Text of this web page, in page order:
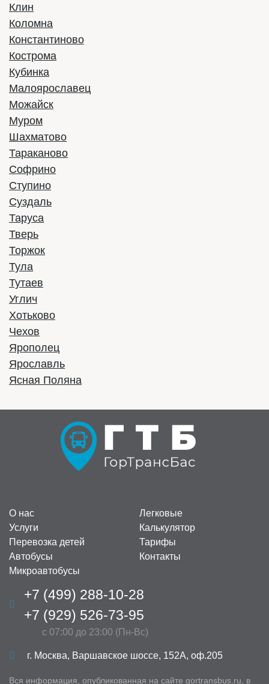
Клин
Коломна
Константиново
Кострома
Кубинка
Малоярославец
Можайск
Муром
Шахматово
Тараканово
Софрино
Ступино
Суздаль
Таруса
Тверь
Торжок
Тула
Тутаев
Углич
Хотьково
Чехов
Ярополец
Ярославль
Ясная Поляна
О нас
Услуги
Перевозка детей
Автобусы
Микроавтобусы
Легковые
Калькулятор
Тарифы
Контакты
+7 (499) 288-10-28
+7 (929) 526-73-95
с 07:00 до 23:00 (Пн-Вс)
г. Москва, Варшавское шоссе, 152А, оф.205
Вся информация, опубликованная на сайте gortransbus.ru, в